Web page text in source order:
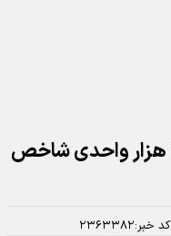
بورس قرمزپوش شد/ افت ۲۴ هزار واحدی شاخص
کد خبر:۲۳۶۳۳۸۲